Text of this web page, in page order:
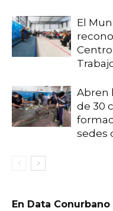
El
Abren
de 30
sedes
En Data